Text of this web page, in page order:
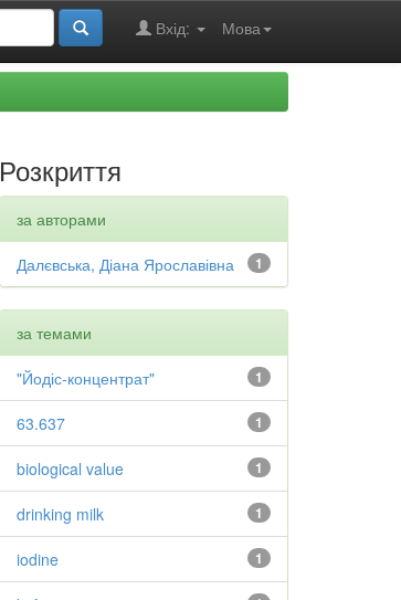
Мова
Вхід:
Розкриття
за авторами
1
Далєвська, Діана Ярославівна
за темами
1
"Йодіс-концентрат"
1
63.637
1
biological value
1
drinking milk
1
iodine